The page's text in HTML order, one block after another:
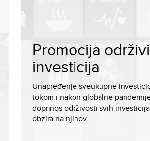
Promocija
investicija
Unapređenje sveukupne
tokom i nakon globalne
doprinos održivosti svih
obzira na njihov…